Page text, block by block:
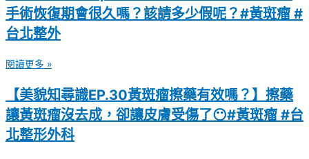
手術恢復期會很久嗎？該請多少假呢？#黃斑瘤 #
台北整外
閱讀更多 »
【美貌知尋識EP.30黃斑瘤擦藥有效嗎？】擦藥
讓黃斑瘤沒去成，卻讓皮膚受傷了😶#黃斑瘤 #台
北整形外科